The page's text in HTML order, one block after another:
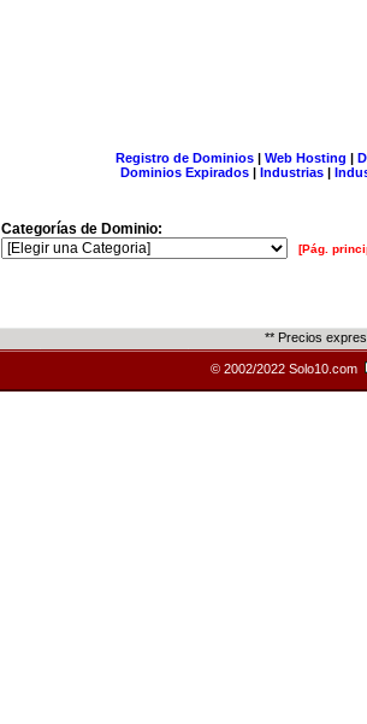
Registro de Dominios| Web Hosting |
Dominios Expirados | Industrias |
Categorías de Dominio:
[Pág.
** Precios
© 2002/2022 Solo10.com